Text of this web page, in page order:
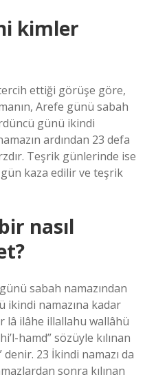
kimler
ettiği görüşe göre,
Arefe günü sabah
günü ikindi
ardından 23 defa
Teşrik günlerinde ise
gün kaza edilir ve teşrik
nasıl
sabah namazından
ikindi namazına kadar
lâ ilâhe illallahu wallâhü
hamd” sözüyle kılınan
23 İkindi namazı da
sonra kılınan